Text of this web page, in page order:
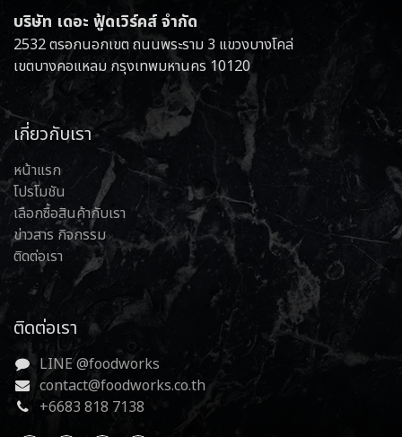
บริษัท เดอะ ฟู้ดเวิร์คส์ จำกัด
2532 ตรอกนอกเขต ถนนพระราม 3 แขวงบางโคล่
เขตบางคอแหลม กรุงเทพมหานคร 10120
เกี่ยวกับเรา
หน้าแรก
โปรโมชัน
เลือกซื้อสินค้ากับเรา
ข่าวสาร กิจกรรม
ติดต่อเรา
ติดต่อเรา
LINE @foodworks
contact@foodworks.co.th
+6683 818 7138